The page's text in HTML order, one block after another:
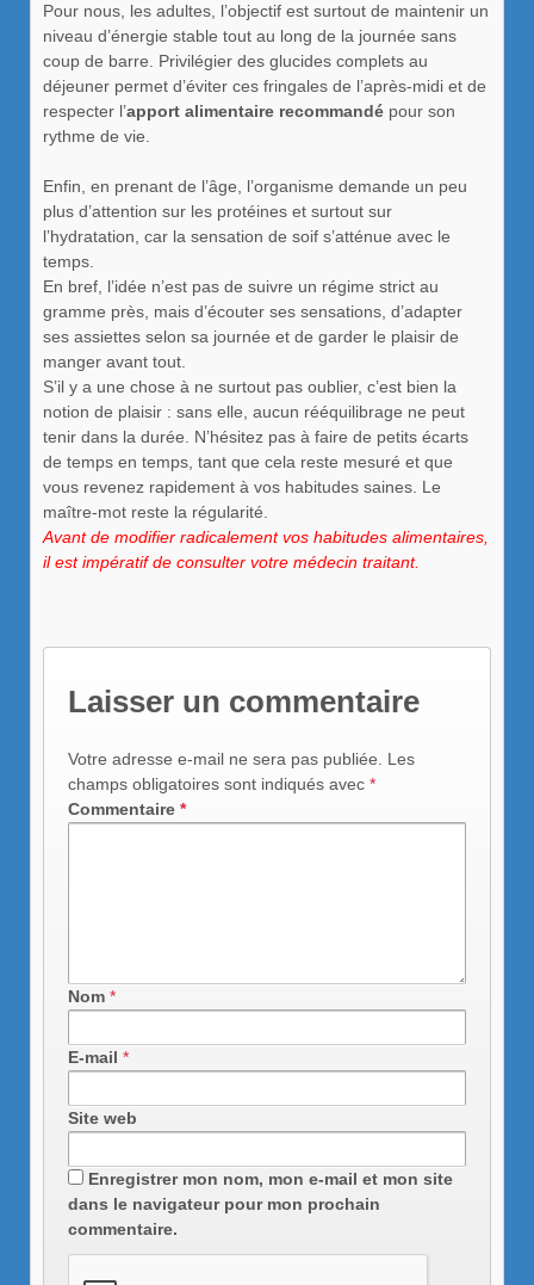
Pour nous, les adultes, l’objectif est surtout de maintenir un
niveau d’énergie stable tout au long de la journée sans
coup de barre. Privilégier des glucides complets au
déjeuner permet d’éviter ces fringales de l’après-midi et de
respecter l’apport alimentaire recommandé pour son
rythme de vie.
Enfin, en prenant de l’âge, l’organisme demande un peu
plus d’attention sur les protéines et surtout sur
l’hydratation, car la sensation de soif s’atténue avec le
temps.
En bref, l’idée n’est pas de suivre un régime strict au
gramme près, mais d’écouter ses sensations, d’adapter
ses assiettes selon sa journée et de garder le plaisir de
manger avant tout.
S’il y a une chose à ne surtout pas oublier, c’est bien la
notion de plaisir : sans elle, aucun rééquilibrage ne peut
tenir dans la durée. N’hésitez pas à faire de petits écarts
de temps en temps, tant que cela reste mesuré et que
vous revenez rapidement à vos habitudes saines. Le
maître-mot reste la régularité.
Avant de modifier radicalement vos habitudes alimentaires,
il est impératif de consulter votre médecin traitant.
Laisser un commentaire
Votre adresse e-mail ne sera pas publiée.
Les
champs obligatoires sont indiqués avec *
Commentaire *
Nom *
E-mail *
Site web
Enregistrer mon nom, mon e-mail et mon site
dans le navigateur pour mon prochain
commentaire.